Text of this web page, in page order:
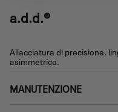
a.d.d.®
Allacciatura di precisione,
asimmetrico.
MANUTENZIONE